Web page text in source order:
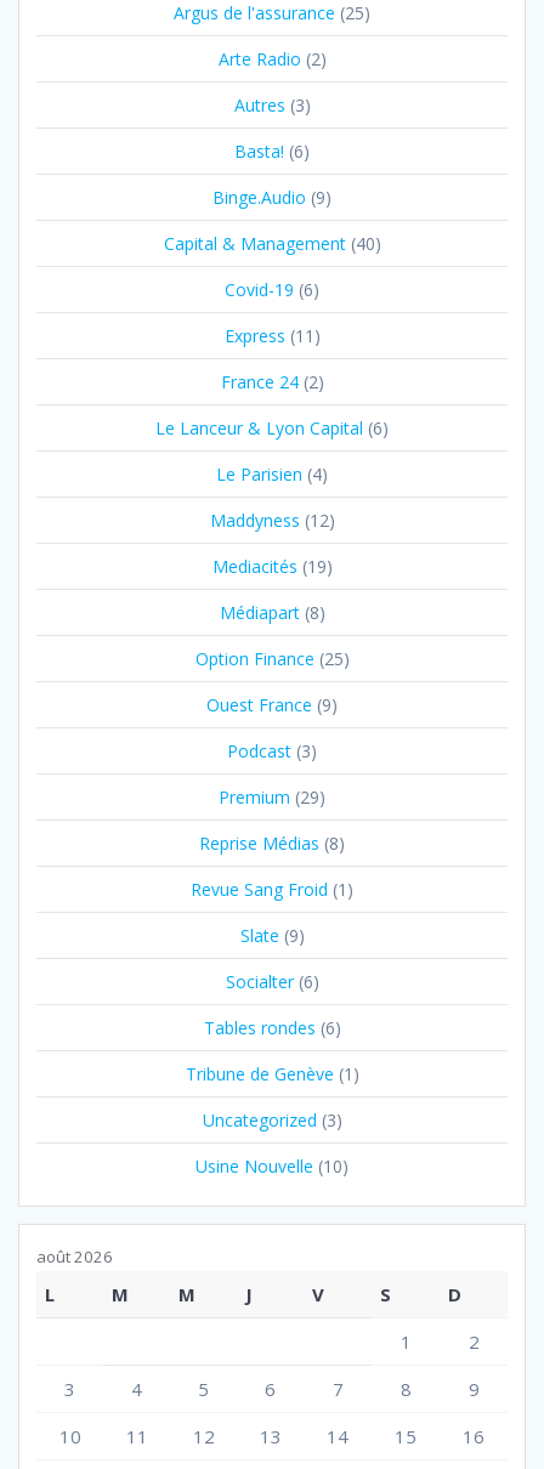
Argus de l'assurance (25)
Arte Radio (2)
Autres (3)
Basta! (6)
Binge.Audio (9)
Capital & Management(40)
Covid-19 (6)
Express (11)
France 24(2)
Le Lanceur & Lyon Capital (6)
Le Parisien (4)
Maddyness (12)
Mediacités (19)
Médiapart(8)
Option Finance (25)
Ouest France (9)
Podcast (3)
Premium (29)
Reprise Médias (8)
Revue Sang Froid (1)
Slate (9)
Socialter(6)
Tables rondes (6)
Tribune de Genève (1)
Uncategorized (3)
Usine Nouvelle (10)
août 2026
L M M J V S
D
1
2
3
4 5 6 7 8
9
10
11 12 13 14 15 16